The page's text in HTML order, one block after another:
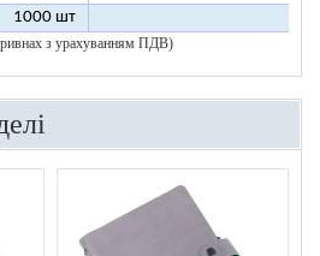
1000 шт
з урахуванням ПДВ)